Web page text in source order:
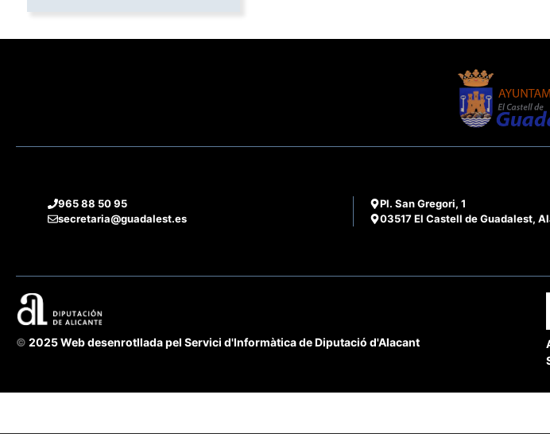
965 88 50 95
secretaria@guadalest.es
Pl. San Gregori, 1
03517 El Castell de Guadalest,
© 2025 Web desenrotllada pel Servici d'Informàtica de Diputació d'Alacant